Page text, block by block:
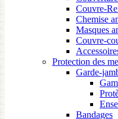
Couvre-
Chemise
Masques
Couvre-
Protection des
Garde-
Bandages